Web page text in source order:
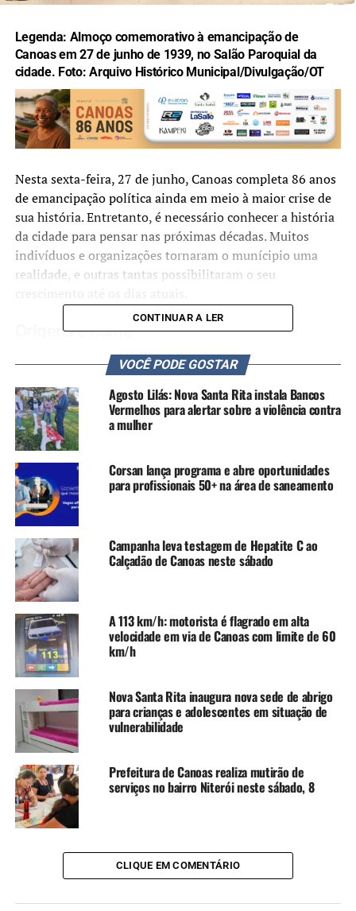
Legenda: Almoço comemorativo à emancipação de
Canoas em 27 de junho de 1939, no Salão Paroquial da
cidade. Foto: Arquivo Histórico Municipal/Divulgação/OT
Nesta sexta-feira, 27 de junho, Canoas completa 86 anos
de emancipação política ainda em meio à maior crise de
sua história. Entretanto, é necessário conhecer a história
da cidade para pensar nas próximas décadas. Muitos
indivíduos e organizações tornaram o munícipio uma
realidade, e outras tantas possibilitaram o seu
Origens e nome
A primeira estação de trem, de madeira, foi inaugurada
em 1874, há 150 anos, onde hoje fica a Av. Victor Barreto.
O local era uma das estações de uma linha férrea anterior
à Trensurb. Essa linha chegou a ser usada no caminho
entre Porto Alegre e cidades como Caxias do Sul e
Uruguaiana, na Fronteira Oeste do Estado.
À época, o território canoense e de outras cidades da
Região Metropolitana era a Fazenda Gravataí. Sua sede
ficava onde hoje é o bairro Estância Velha. O povoamento
foi ideia do Coronel Vicente Ferrer da Silva Freire,
marido de Rafaela Pinto Bandeira, uma das herdeiras
daquelas terras.
Os trabalhadores aproveitavam as toras derrubadas na
construção para fazer canoas, necessárias para a travessia
dos córregos e arroios da região. Por isso, a vila que
cresceu em volta da estação passou a se chamar Capão
das Canoas. Era, na época, ponto de veraneio das famílias
de Porto Alegre.
Ao longo das décadas, o território, então pertencente a
Gravataí, foi se expandindo. Em 1908, os irmãos
lassalistas chegaram à cidade e fundaram o que viria a se
tornar, atualmente, a Unilasalle, que fica hoje em frente à
antiga estação de trem.
A autonomia religiosa pela Igreja Católica foi o primeiro
de uma série de movimentos que viria a culminar na
emancipação política.
CONTINUAR A LER
VOCÊ PODE GOSTAR
Agosto Lilás: Nova Santa Rita instala Bancos
Vermelhos para alertar sobre a violência contra
a mulher
Corsan lança programa e abre oportunidades
para profissionais 50+ na área de saneamento
Campanha leva testagem de Hepatite C ao
Calçadão de Canoas neste sábado
A 113 km/h: motorista é flagrado em alta
velocidade em via de Canoas com limite de 60
km/h
Nova Santa Rita inaugura nova sede de abrigo
para crianças e adolescentes em situação de
vulnerabilidade
Prefeitura de Canoas realiza mutirão de
serviços no bairro Niterói neste sábado, 8
CLIQUE EM COMENTÁRIO